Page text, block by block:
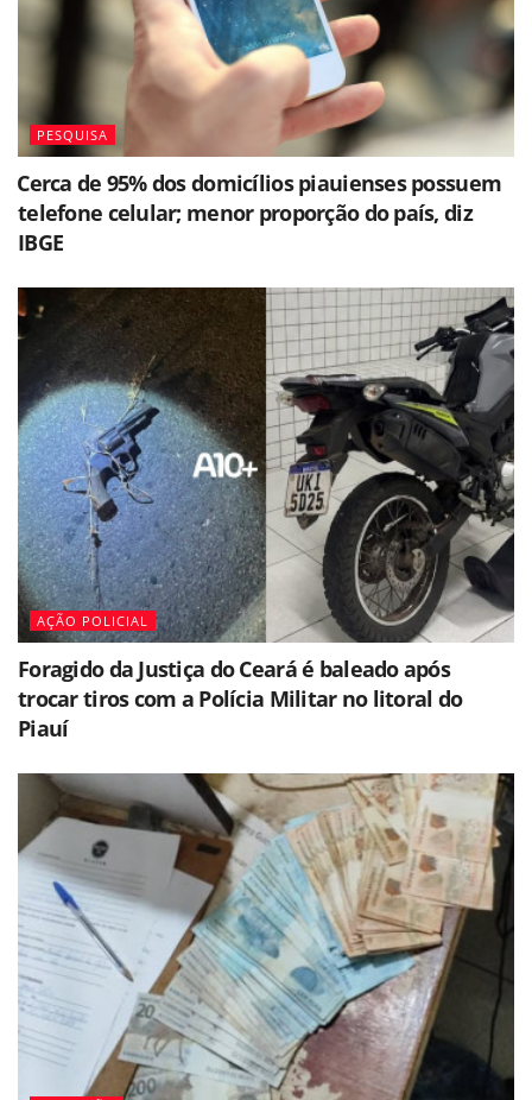
PESQUISA
⁠Cerca de 95% dos domicílios piauienses possuem
telefone celular; menor proporção do país, diz
IBGE
AÇÃO POLICIAL
Foragido da Justiça do Ceará é baleado após
trocar tiros com a Polícia Militar no litoral do
Piauí